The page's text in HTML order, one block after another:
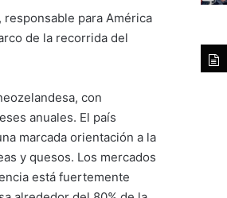
para América
de la recorrida del
con
anuales. El país
marcada orientación a la
y quesos. Los mercados
está fuertemente